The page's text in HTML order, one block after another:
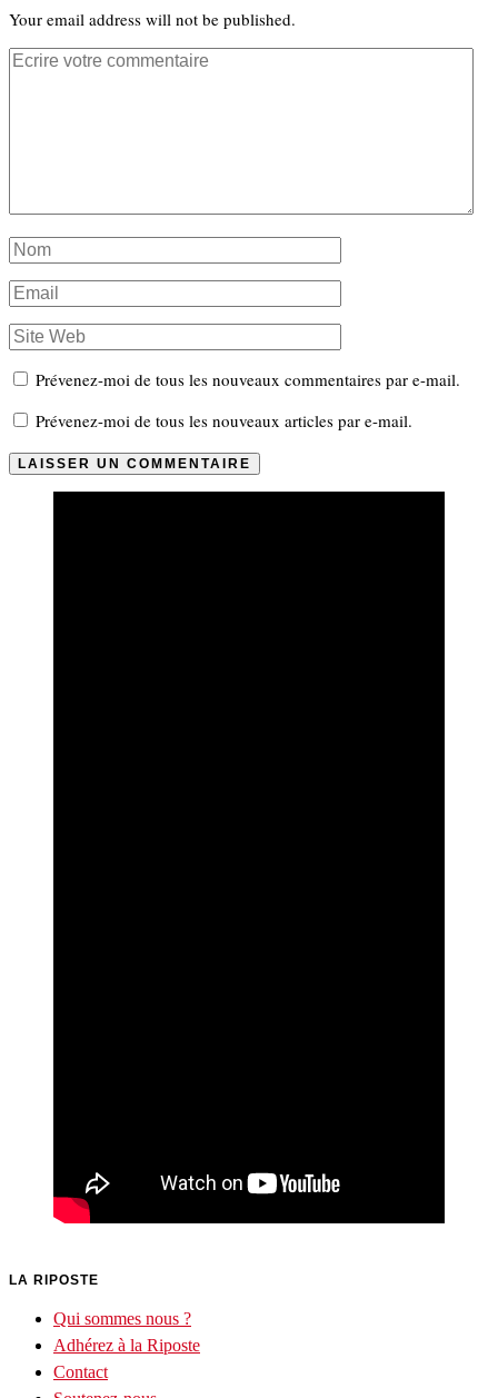
Your email address will not be published.
Prévenez-moi de tous les nouveaux commentaires par e-mail.
Prévenez-moi de tous les nouveaux articles par e-mail.
LA RIPOSTE
Qui sommes nous ?
Adhérez à la Riposte
Contact